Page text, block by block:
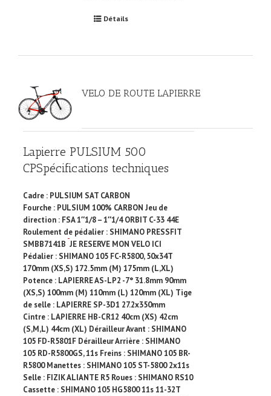
Détails
VELO DE ROUTE LAPIERRE
Lapierre PULSIUM 500
CPSpécifications techniques
Cadre : PULSIUM SAT CARBON
Fourche : PULSIUM 100% CARBON Jeu de
direction : FSA 1″1/8 – 1″1/4 ORBIT C-33 44E
Roulement de pédalier : SHIMANO PRESSFIT
SMBB7141B JE RESERVE MON VELO ICI
Pédalier : SHIMANO 105 FC-R5800, 50x34T
170mm (XS,S) 172.5mm (M) 175mm (L,XL)
Potence : LAPIERRE AS-LP2 -7° 31.8mm 90mm
(XS,S) 100mm (M) 110mm (L) 120mm (XL) Tige
de selle : LAPIERRE SP-3D1 27.2x350mm
Cintre : LAPIERRE HB-CR12 40cm (XS) 42cm
(S,M,L) 44cm (XL) Dérailleur Avant : SHIMANO
105 FD-R5801F Dérailleur Arrière : SHIMANO
105 RD-R5800GS, 11s Freins : SHIMANO 105 BR-
R5800 Manettes : SHIMANO 105 ST-5800 2x11s
Selle : FIZIK ALIANTE R5 Roues : SHIMANO RS10
Cassette : SHIMANO 105 HG5800 11s 11-32T